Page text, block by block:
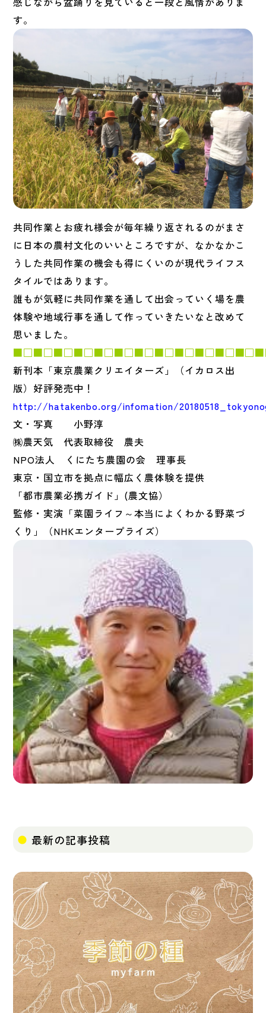
す。
共同作業とお疲れ様会が毎年繰り返されるのがまさ
に日本の農村文化のいいところですが、なかなかこ
うした共同作業の機会も得にくいのが現代ライフス
タイルではあります。
誰もが気軽に共同作業を通して出会っていく場を農
体験や地域行事を通して作っていきたいなと改めて
思いました。
新刊本「東京農業クリエイターズ」（イカロス出
版）好評発売中！
http://hatakenbo.org/infomation/
文・写真 小野淳
㈱農天気 代表取締役 農夫
NPO法人 くにたち農園の会 理事長
東京・国立市を拠点に幅広く農体験を提供
「都市農業必携ガイド」(農文協）
監修・実演「菜園ライフ～本当によくわかる野菜づ
くり」（NHKエンタープライズ）
最新の記事投稿